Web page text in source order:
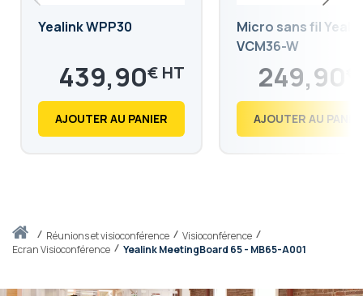
Accueilréunions et visioconférence
Visioconférence
Ecran Visioconférence
Yealink MeetingBoard 65 - MB65-A001
Yealink WPP30
439,90€
527,88
AJOUTER AU PANIER
Micro sans fil
VCM36-W
249,90
299,88
AJOUTER AU